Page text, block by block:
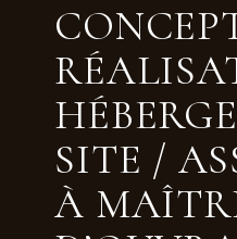
SITE /
À